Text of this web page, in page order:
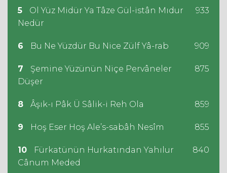
5
Ol Yüz Midür Ya Tâze Gül-istân Mıdur
Nedür
933
6 Bu Ne Yüzdür Bu Nice Zülf Yâ-rab 909
7
Şemine Yüzünün Niçe Pervâneler
Düşer
875
8 Âşık-ı Pâk Ü Sâlik-i Reh Ola 859
9 Hoş Eser Hoş Ale’s-sabâh Nesîm 855
10
Fürkatünün Hurkatından Yahılur
Cânum Meded
840